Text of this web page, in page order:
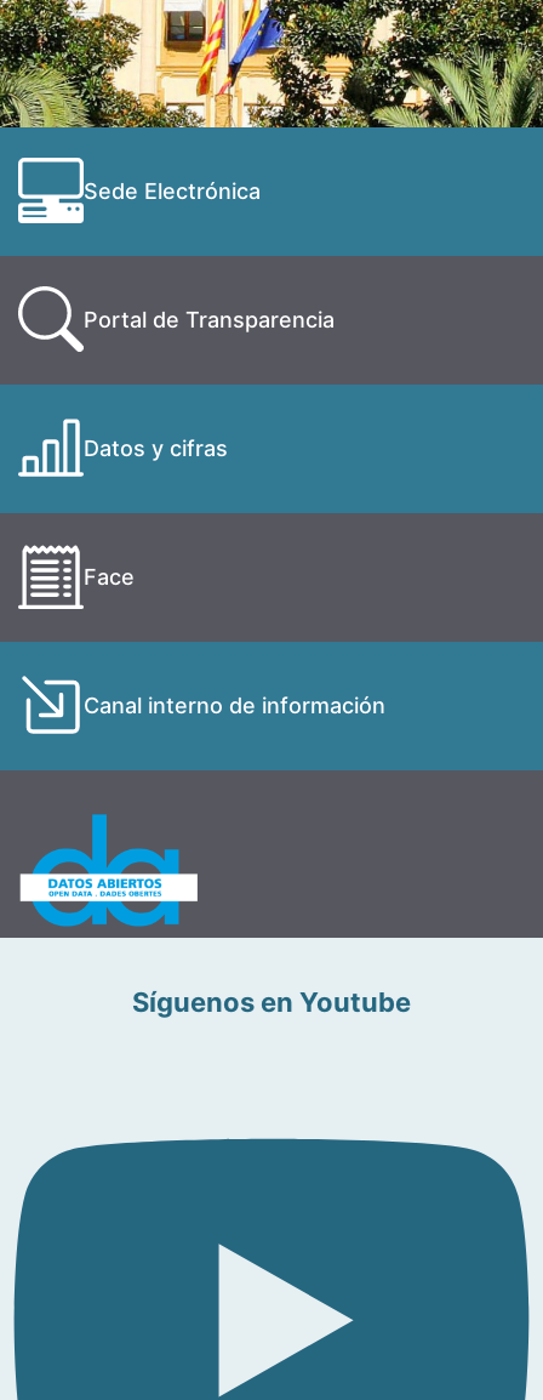
Sede Electrónica
Portal de Transparencia
Datos y cifras
Face
Canal interno de información
Síguenos en Youtube